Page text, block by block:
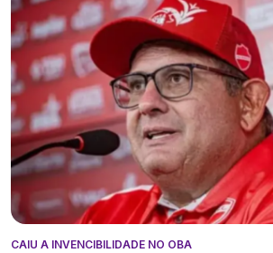
CAIU A INVENCIBILIDADE NO OBA